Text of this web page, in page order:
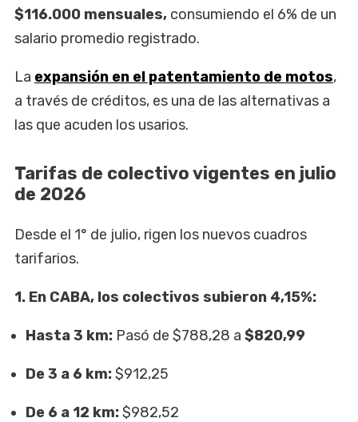
$116.000 mensuales, consumiendo el 6% de un
salario promedio registrado.
La expansión en el patentamiento de motos,
a través de créditos, es una de las alternativas a
las que acuden los usarios.
Tarifas de colectivo vigentes en julio
de 2026
Desde el 1° de julio, rigen los nuevos cuadros
tarifarios.
1. En CABA, los colectivos subieron 4,15%:
Hasta 3 km: Pasó de $788,28 a$820,99
De 3 a 6 km:$912,25
De 6 a 12 km:$982,52